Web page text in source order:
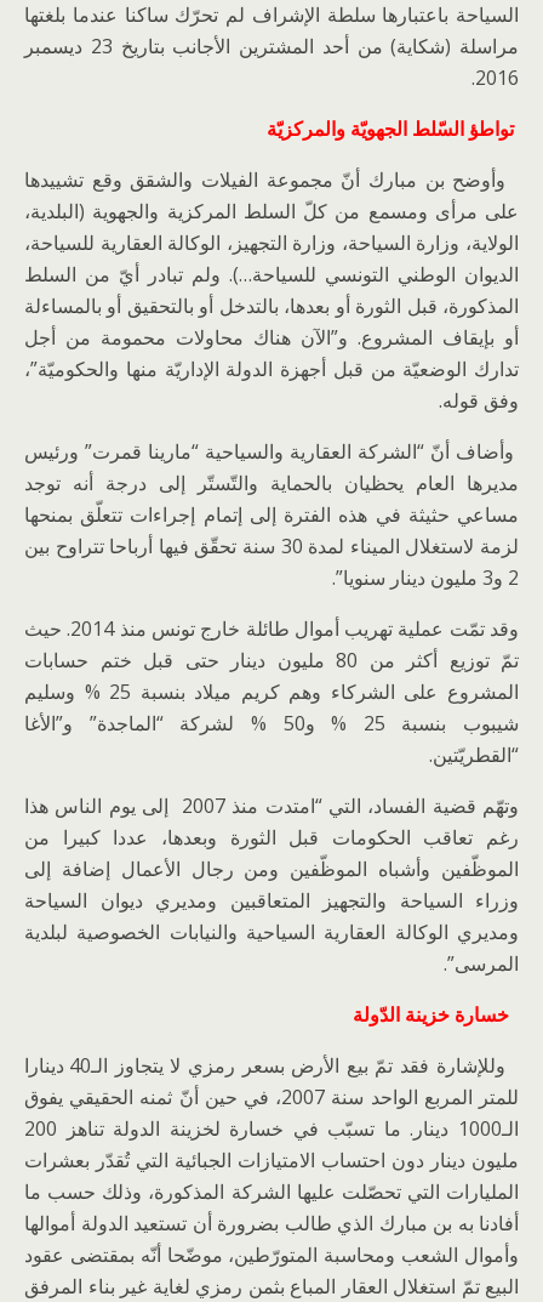
السياحة باعتبارها سلطة الإشراف لم تحرّك ساكنا عندما بلغتها
مراسلة (شكاية) من أحد المشترين الأجانب بتاريخ 23 ديسمبر
2016.
تواطؤ السّلط الجهويّة والمركزيّة
وأوضح بن مبارك أنّ مجموعة الفيلات والشقق وقع تشييدها
على مرأى ومسمع من كلّ السلط المركزية والجهوية (البلدية،
الولاية، وزارة السياحة، وزارة التجهيز، الوكالة العقارية للسياحة،
الديوان الوطني التونسي للسياحة…). ولم تبادر أيّ من السلط
المذكورة، قبل الثورة أو بعدها، بالتدخل أو بالتحقيق أو بالمساءلة
أو بإيقاف المشروع. و”الآن هناك محاولات محمومة من أجل
تدارك الوضعيّة من قبل أجهزة الدولة الإداريّة منها والحكوميّة”،
وفق قوله.
وأضاف أنّ “الشركة العقارية والسياحية “مارينا قمرت” ورئيس
مديرها العام يحظيان بالحماية والتّستّر إلى درجة أنه توجد
مساعي حثيثة في هذه الفترة إلى إتمام إجراءات تتعلّق بمنحها
لزمة لاستغلال الميناء لمدة 30 سنة تحقّق فيها أرباحا تتراوح بين
2 و3 مليون دينار سنويا”.
وقد تمّت عملية تهريب أموال طائلة خارج تونس منذ 2014. حيث
تمّ توزيع أكثر من 80 مليون دينار حتى قبل ختم حسابات
المشروع على الشركاء وهم كريم ميلاد بنسبة 25 % وسليم
شيبوب بنسبة 25 % و50 % لشركة “الماجدة” و”الأغا
“القطريّتين.
وتهّم قضية الفساد، التي “امتدت منذ 2007 إلى يوم الناس هذا
رغم تعاقب الحكومات قبل الثورة وبعدها، عددا كبيرا من
الموظّفين وأشباه الموظّفين ومن رجال الأعمال إضافة إلى
وزراء السياحة والتجهيز المتعاقبين ومديري ديوان السياحة
ومديري الوكالة العقارية السياحية والنيابات الخصوصية لبلدية
المرسى”.
خسارة خزينة الدّولة
وللإشارة فقد تمّ بيع الأرض بسعر رمزي لا يتجاوز الـ40 دينارا
للمتر المربع الواحد سنة 2007، في حين أنّ ثمنه الحقيقي يفوق
الـ1000 دينار. ما تسبّب في خسارة لخزينة الدولة تناهز 200
مليون دينار دون احتساب الامتيازات الجبائية التي تُقدّر بعشرات
المليارات التي تحصّلت عليها الشركة المذكورة، وذلك حسب ما
أفادنا به بن مبارك الذي طالب بضرورة أن تستعيد الدولة أموالها
وأموال الشعب ومحاسبة المتورّطين، موضّحا أنّه بمقتضى عقود
البيع تمّ استغلال العقار المباع بثمن رمزي لغاية غير بناء المرفق